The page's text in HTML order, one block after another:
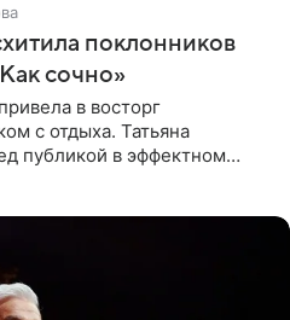
поклонников
сочно»
в восторг
с отдыха. Татьяна
публикой в эффектном